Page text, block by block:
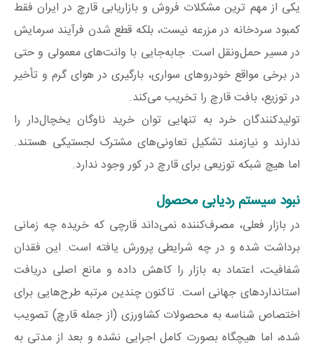
یکی از مهم ترین مشکلات فروش و بازاریابی قارچ در ایران فقط
کمبود سردخانه در مزرعه نیست، بلکه قطع شدن فرآیند سرمایش
در مسیر حمل‌ونقل است. جابه‌جایی با وانت‌های معمولی و حتی
در برخی مواقع خودروهای سواری، بارگیری در هوای گرم و تأخیر
در توزیع، بافت قارچ را تخریب می‌کند.
تولیدکنندگان خرد به تنهایی توان خرید ناوگان یخچال‌دار را
ندارند و نیازمند تشکیل تعاونی‌های مشترک لجستیکی هستند.
اما هیچ شبکه توزیعی برای قارچ در کور وجود ندارد.
نبود سیستم ردیابی محصول
در بازار فعلی، مصرف‌کننده نمی‌داند قارچی که خریده چه زمانی
برداشت شده و در چه شرایطی پرورش یافته است. این فقدان
شفافیت، اعتماد به بازار را کاهش داده و مانع اصلی دریافت
استانداردهای جهانی است. تاکنون چندین مرتبه طرح‌هایی برای
اختصاص شناسه به محصولات کشاورزی (از جمله قارچ) تصویب
شده، اما هیچگاه بصورت کامل اجرایی نشده و بعد از مدتی به